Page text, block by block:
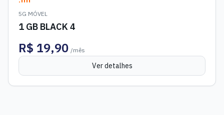
5G MÓVEL
1 GB BLACK 4
R$ 19,90 /mês
Ver detalhes